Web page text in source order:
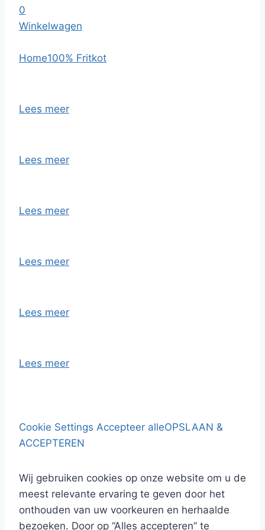
0
Winkelwagen
Home100% Fritkot
Lees meer
Lees meer
Lees meer
Lees meer
Lees meer
Lees meer
Cookie Settings Accepteer alleOPSLAAN &
ACCEPTEREN
Wij gebruiken cookies op onze website om u de
meest relevante ervaring te geven door het
onthouden van uw voorkeuren en herhaalde
bezoeken. Door op “Alles accepteren” te